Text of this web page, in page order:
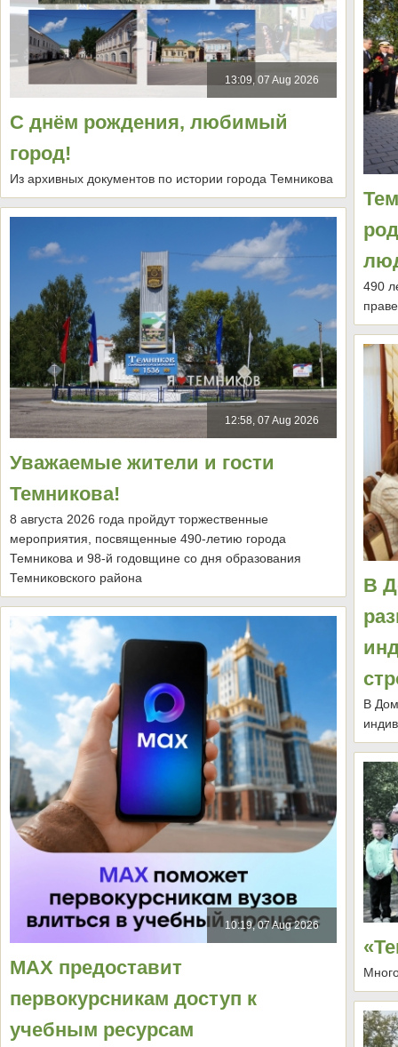
13:09, 07 Aug 2026
С днём рождения, любимый
город!
Из архивных документов по истории города Темникова
12:58, 07 Aug 2026
Уважаемые жители и гости
Темникова!
8 августа 2026 года пройдут торжественные
мероприятия, посвященные 490-летию города
Темникова и 98-й годовщине со дня образования
Темниковского района
10:19, 07 Aug 2026
MAX предоставит
первокурсникам доступ к
учебным ресурсам
490
В
В